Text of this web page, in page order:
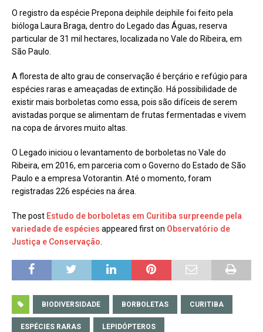
O registro da espécie Prepona deiphile deiphile foi feito pela
bióloga Laura Braga, dentro do Legado das Águas, reserva
particular de 31 mil hectares, localizada no Vale do Ribeira, em
São Paulo.
A floresta de alto grau de conservação é berçário e refúgio para
espécies raras e ameaçadas de extinção. Há possibilidade de
existir mais borboletas como essa, pois são difíceis de serem
avistadas porque se alimentam de frutas fermentadas e vivem
na copa de árvores muito altas.
O Legado iniciou o levantamento de borboletas no Vale do
Ribeira, em 2016, em parceria com o Governo do Estado de São
Paulo e a empresa Votorantin. Até o momento, foram
registradas 226 espécies na área.
The post Estudo de borboletas em Curitiba surpreende pela
variedade de espécies appeared first on Observatório de
Justiça e Conservação
BIODIVERSIDADE BORBOLETAS CURITIBA
ESPÉCIES RARAS LEPIDÓPTEROS